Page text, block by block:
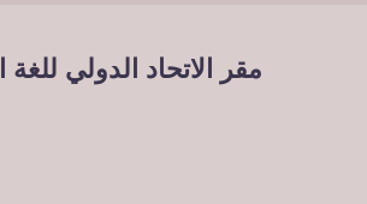
مقر الاتحاد الدولي للغة